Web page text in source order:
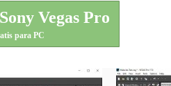
Vegas Pro
para PC